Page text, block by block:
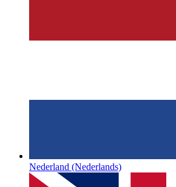
Nederland (Nederlands)